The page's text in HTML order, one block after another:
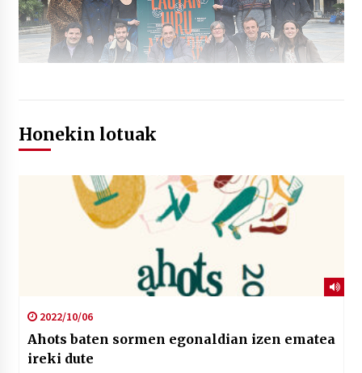
Honekin lotuak
2022/10/06
Ahots baten sormen egonaldian izen ematea
ireki dute